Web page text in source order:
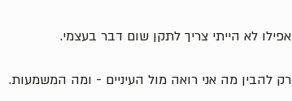
אפילו לא הייתי צריך לתקן שום דבר בעצמי.
רק להבין מה אני רואה מול העיניים - ומה המשמעות.